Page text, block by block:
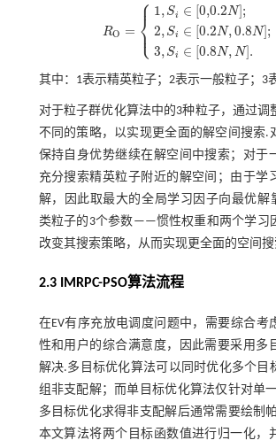
RO = ⎧
⎩
⎨⎪
⎪
1, Si ∈ [0,0.2N];
2, Si ∈ [0.2N,0.8N];
3, Si ∈ [0.8N, N].
RO= 1,S i∈ [0,0.2 N] ;2,Si∈ [0.2N,0.8
其中：1表示精英粒子；2表示一般粒子；3
对于粒子群优化算法中的3种粒子，通过调
不同的策略，以实现更全面的解空间搜索.
保持自身优势继续在解空间中搜索；对于
充分搜索精英粒子附近的解空间；由于学
解，因此取最大的全局学习因子向最优解
类粒子的3个参数——惯性权重和两个学习
改变其搜索策略，从而实现更全面的空间搜
2.3 IMRPC-PSO算法流程
在EV有序充放电调度问题中，需要综合考
性和用户的综合满意度，因此需要采用多
解决.多目标优化算法可以同时优化多个目
组非支配解；而单目标优化算法仅针对单
多目标优化求得非支配解后通常需要绘制
本文算法将两个目标函数值进行归一化，